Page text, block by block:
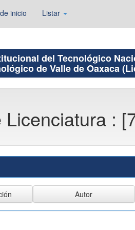
inicio Listar
del Tecnológico
de Valle de Oaxaca
Licenciatura :